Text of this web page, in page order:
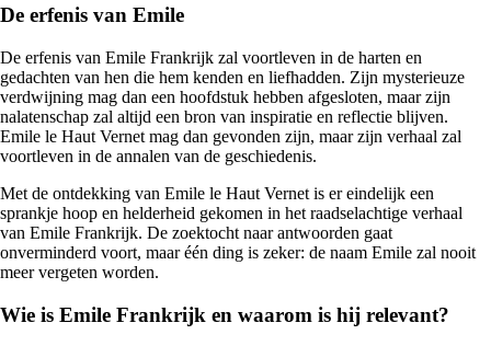
De erfenis van Emile
De erfenis van Emile Frankrijk zal voortleven in de harten en
gedachten van hen die hem kenden en liefhadden. Zijn mysterieuze
verdwijning mag dan een hoofdstuk hebben afgesloten, maar zijn
nalatenschap zal altijd een bron van inspiratie en reflectie blijven.
Emile le Haut Vernet mag dan gevonden zijn, maar zijn verhaal zal
voortleven in de annalen van de geschiedenis.
Met de ontdekking van Emile le Haut Vernet is er eindelijk een
sprankje hoop en helderheid gekomen in het raadselachtige verhaal
van Emile Frankrijk. De zoektocht naar antwoorden gaat
onverminderd voort, maar één ding is zeker: de naam Emile zal nooit
meer vergeten worden.
Wie is Emile Frankrijk en waarom is hij relevant?